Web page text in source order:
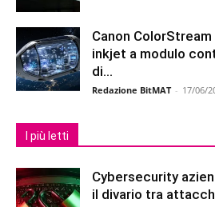
Canon
inkjet a modulo
di...
Redazione BitMAT - 17/06/
I più letti
Cybersecurity
il divario tra